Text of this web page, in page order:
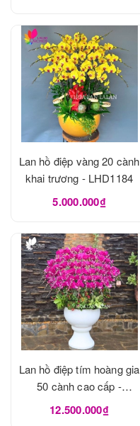
Lan hồ điệp vàng 20 cành
khai trương - LHD1184
5.000.000₫
Lan hồ điệp tím hoàng gia
50 cành cao cấp -
LHD1182
12.500.000₫